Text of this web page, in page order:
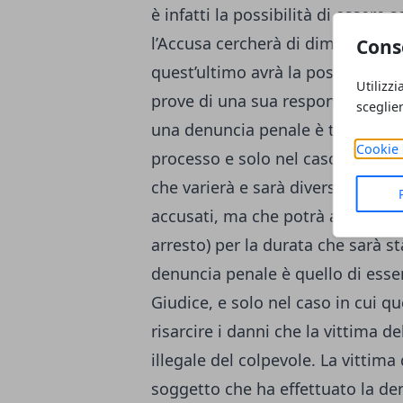
Cookie
è infatti la possibilità di essere
l’Accusa cercherà di dimostrare
quest’ultimo avrà la possibilità
prove di una sua responsabilità.
una denuncia penale è tuttavia
processo e solo nel caso in cui
che varierà e sarà diversa in
accusati, ma che potrà arrivare
arresto) per la durata che sarà
denuncia penale è quello di
Giudice, e solo nel caso in cui
risarcire i danni che la vittima
illegale del colpevole. La
soggetto che ha effettuato la